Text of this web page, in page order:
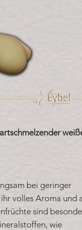
bei geringer
volles Aroma und
sind
wie